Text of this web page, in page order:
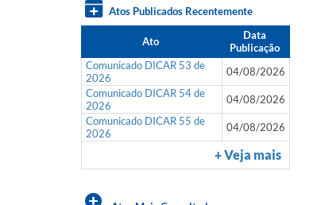
Atos Publicados Recentemente
Ato
Data
Publicação
Comunicado DICAR 53 de
2026
04/08/2026
Comunicado DICAR 54 de
2026
04/08/2026
Comunicado DICAR 55 de
2026
04/08/2026
+ Veja mais